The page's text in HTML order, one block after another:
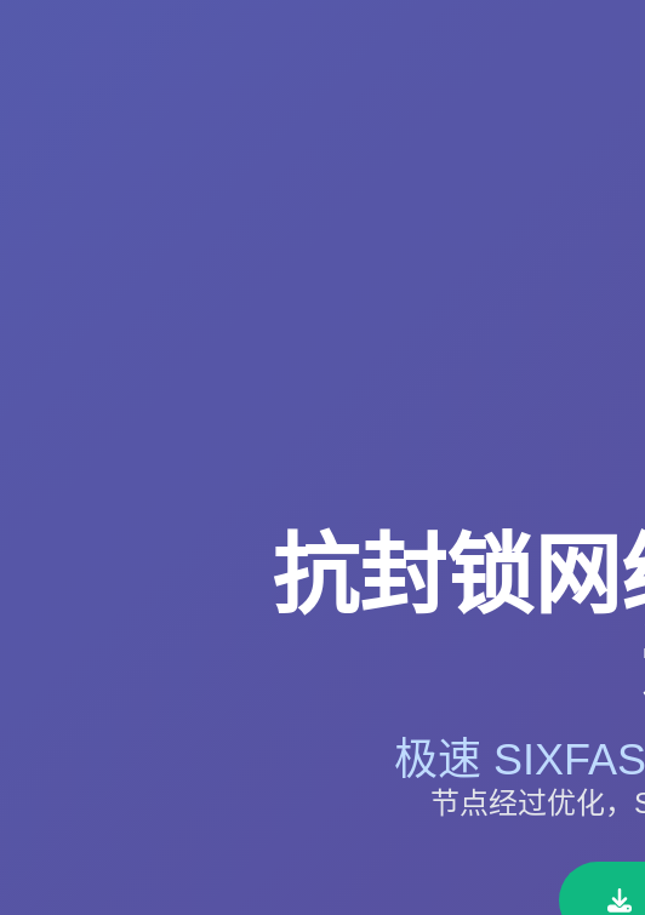
抗封锁网
极速
节点经过优化，